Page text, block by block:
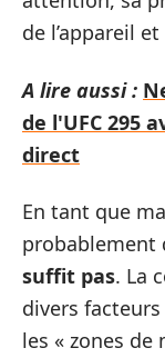
de l’appareil
A lire aussi :
de l'UFC 295
direct
En tant que
probablement
suffit pas. La
divers
les « zones de